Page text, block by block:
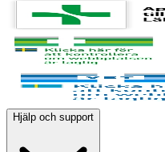
Hjälp och support